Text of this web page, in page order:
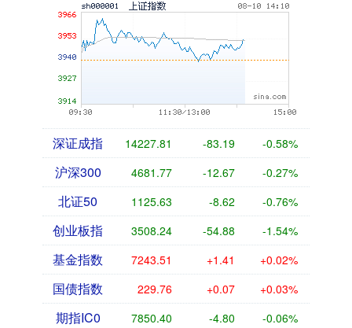
深证成指 14227.81 -83.19 -0.58%
沪深300 4681.77 -12.67 -0.27%
北证50 1125.63 -8.62 -0.76%
创业板指 3508.24 -54.88 -1.54%
基金指数 7243.51 +1.41 +0.02%
国债指数 229.76 +0.07 +0.03%
期指IC0 7850.40 -4.80 -0.06%